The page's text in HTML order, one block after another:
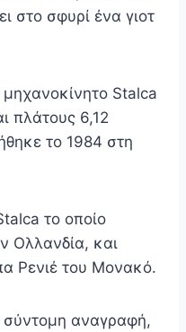
στο σφυρί ένα γιοτ
μηχανοκίνητο Stalca
πλάτους 6,12
το 1984 στη
το οποίο
Ολλανδία, και
Ρενιέ του Μονακό.
αναγραφή,